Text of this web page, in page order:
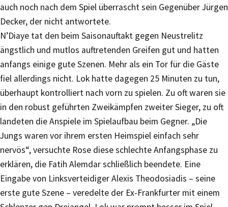
auch noch nach dem Spiel überrascht sein Gegenüber Jürgen
Decker, der nicht antwortete.
N’Diaye tat den beim Saisonauftakt gegen Neustrelitz
ängstlich und mutlos auftretenden Greifen gut und hatten
anfangs einige gute Szenen. Mehr als ein Tor für die Gäste
fiel allerdings nicht. Lok hatte dagegen 25 Minuten zu tun,
überhaupt kontrolliert nach vorn zu spielen. Zu oft waren sie
in den robust geführten Zweikämpfen zweiter Sieger, zu oft
landeten die Anspiele im Spielaufbau beim Gegner. „Die
Jungs waren vor ihrem ersten Heimspiel einfach sehr
nervös“, versuchte Rose diese schlechte Anfangsphase zu
erklären, die Fatih Alemdar schließlich beendete. Eine
Eingabe von Linksverteidiger Alexis Theodosiadis – seine
erste gute Szene – veredelte der Ex-Frankfurter mit einem